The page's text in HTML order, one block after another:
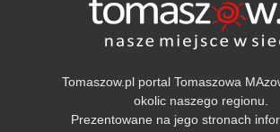
Tomaszow.pl portal Tomaszowa
okolic naszego regionu.
Prezentowane na jego stronach